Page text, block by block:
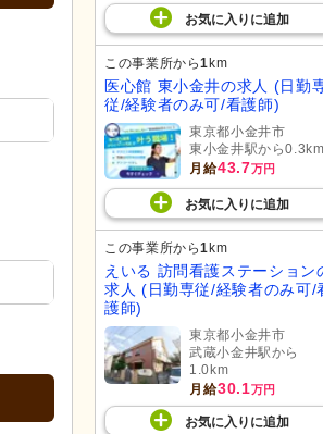
お気に入り に追加
この事業所から1km
医心館 東小金井の求人 (日勤
従/経験者のみ可/看護師)
東京都小金井市
東小金井駅から0.3km
月給43.7万円
お気に入り に追加
この事業所から1 km
えいる 訪問看護ステーション
求人 (日勤専従/経験者のみ可/
護師)
東京都小金井市
武蔵小金井駅から
1.0km
月給30.1万円
お気に入り に追加